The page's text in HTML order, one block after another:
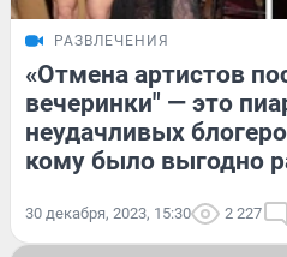
РАЗВЛЕЧЕНИЯ
«Отмена артистов
вечеринки" — это
неудачливых
кому было выгодно
30 декабря, 2023, 15:30 2 227